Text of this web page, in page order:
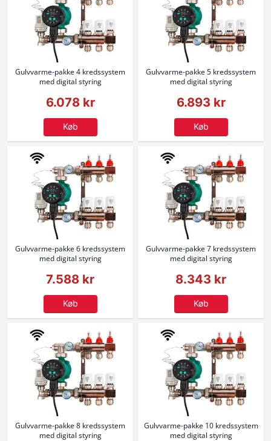
Gulvvarme-pakke 4 kredssystem
med digital styring
6.078 kr
Køb
Gulvvarme-pakke 5 kredssystem
med digital styring
6.893 kr
Køb
Gulvvarme-pakke 6 kredssystem
med digital styring
7.588 kr
Køb
Gulvvarme-pakke 7 kredssystem
med digital styring
8.343 kr
Køb
Gulvvarme-pakke 8 kredssystem
med digital styring
Gulvvarme-pakke 10 kredssystem
med digital styring